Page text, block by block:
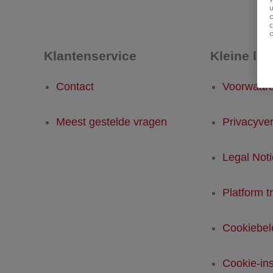
Klantenservice
Contact
Meest gestelde vragen
Kleine
Legal
Platform
Cookie-